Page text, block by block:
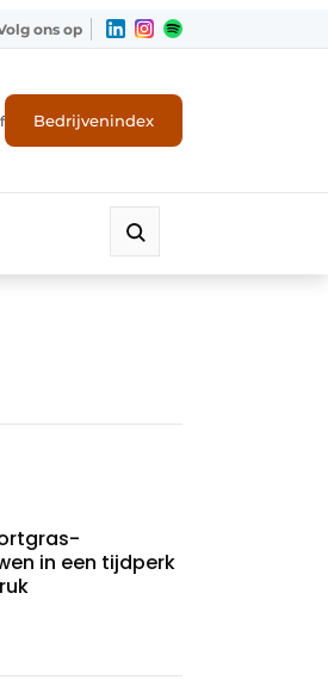
ons op
Bedrijvenindex
in een tijdperk